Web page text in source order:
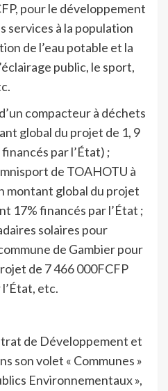
pour le développement
services à la population
de l’eau potable et la
public, le sport,
compacteur à déchets
global du projet de 1, 9
par l’État) ;
de TOAHOTU à
montant global du projet
17% financés par l’État ;
solaires pour
de Gambier pour
de 7 466 000FCFP
etc.
de Développement et
son volet « Communes »
Environnementaux »,